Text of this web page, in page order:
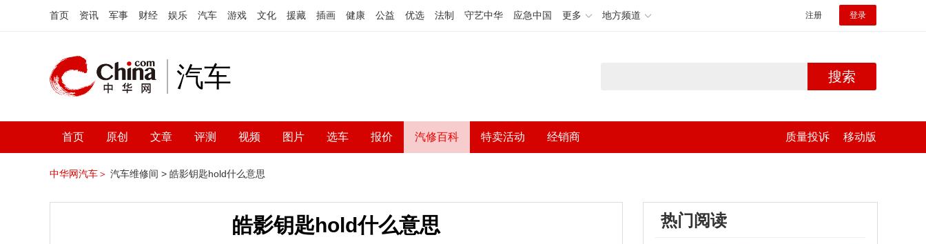
首页 资讯 军事 财经 娱乐 汽车 游戏 文化 援藏 插画 健康 公益 优选 法制 守艺中华 应急中国 更多 地方频道 注册 登录
汽车 搜索
首页 原创 文章 评测 视频 图片 选车 报价 汽修百科 特卖活动 经销商 质量投诉 移动版
中华网汽车＞ 汽车维修间 > 皓影钥匙hold什么意思
皓影钥匙hold什么意思 热门阅读